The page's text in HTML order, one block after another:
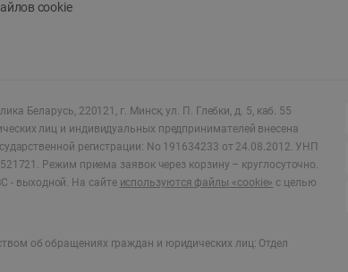
cookie
Беларусь, 220121, г. Минск, ул. П. Глебки, д. 5, каб. 55
лиц и индивидуальных предпринимателей внесена
регистрации: No 191634233 от 24.08.2012. УНП
Режим приема заявок через корзину – круглосуточно.
- выходной. На сайте используются файлы «cookie» с целью
об обращениях граждан и юридических лиц: Отдел